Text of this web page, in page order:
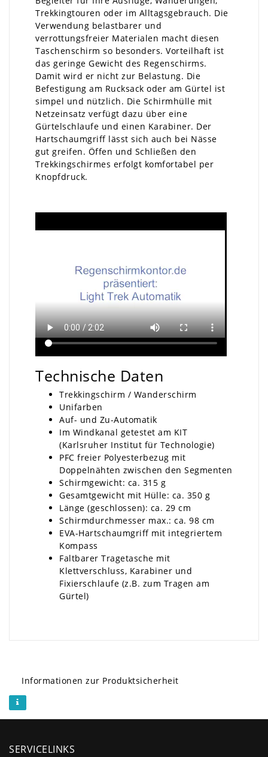
Trekkingtouren oder im Alltagsgebrauch. Die
Verwendung belastbarer und
verrottungsfreier Materialen macht diesen
Taschenschirm so besonders. Vorteilhaft ist
das geringe Gewicht des Regenschirms.
Damit wird er nicht zur Belastung. Die
Befestigung am Rucksack oder am Gürtel ist
simpel und nützlich. Die Schirmhülle mit
Netzeinsatz verfügt dazu über eine
Gürtelschlaufe und einen Karabiner. Der
Hartschaumgriff lässt sich auch bei Nässe
gut greifen. Öffen und Schließen den
Trekkingschirmes erfolgt komfortabel per
Knopfdruck.
Technische Daten
Trekkingschirm / Wanderschirm
Unifarben
Auf- und Zu-Automatik
Im Windkanal getestet am KIT
(Karlsruher Institut für Technologie)
PFC freier Polyesterbezug mit
Doppelnähten zwischen den Segmenten
Schirmgewicht: ca. 315 g
Gesamtgewicht mit Hülle: ca. 350 g
Länge (geschlossen): ca. 29 cm
Schirmdurchmesser max.: ca. 98 cm
EVA-Hartschaumgriff mit integriertem
Kompass
Faltbarer Tragetasche mit
Klettverschluss, Karabiner und
Fixierschlaufe (z.B. zum Tragen am
Gürtel)
Informationen zur Produktsicherheit
SERVICELINKS